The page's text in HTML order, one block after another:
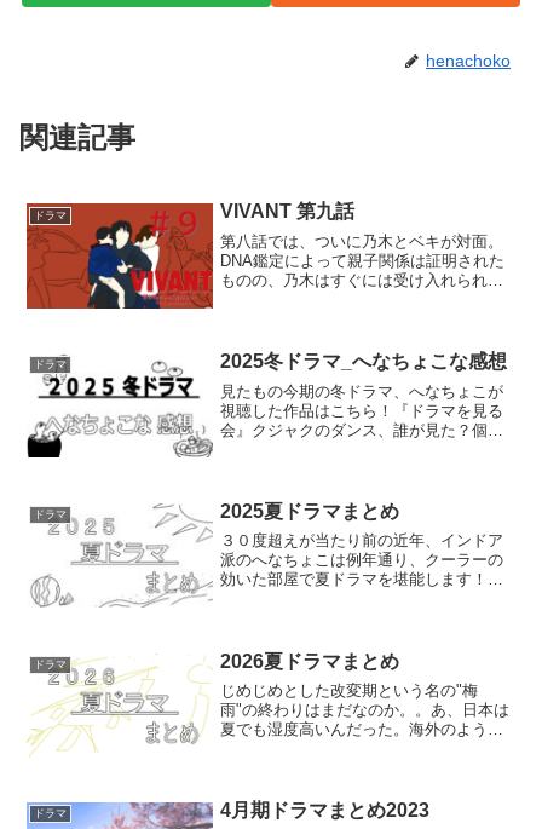
henachoko
関連記事
ドラマ VIVANT 第九話
第八話では、ついに乃木とベキが対面。
DNA鑑定によって親子関係は証明された
ものの、乃木はすぐには受け入れられ
たちが孤児院を運営し、子供...
ドラマ 2025冬ドラマ_へなちょこな感想
見たもの今期の冬ドラマ、へなちょこが
視聴した作品はこちら！『ドラマを見る
会』クジャクのダンス、誰が見た？個人
低男 ※私の家族はニ...
ドラマ 2025夏ドラマまとめ
３０度超えが当たり前の近年、インドア
派のへなちょこは例年通り、クーラーの
効いた部屋で夏ドラマを堪能します！！
曜日明日はもっと、いい日...
ドラマ 2026夏ドラマまとめ
じめじめとした改変期という名の"梅
雨"の終わりはまだなのか。。あ、日本は
夏でも湿度高いんだった。海外のような
曜日BLACK TRI...
ドラマ 4月期ドラマまとめ2023